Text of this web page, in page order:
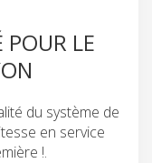
LE
du système de
en service
!.